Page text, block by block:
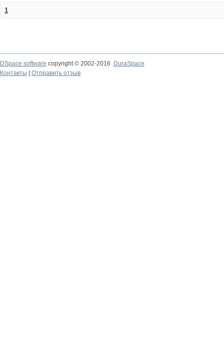
1
DSpace software copyright © 2002-2016
DuraSpace
Контакты
Отправить отзыв